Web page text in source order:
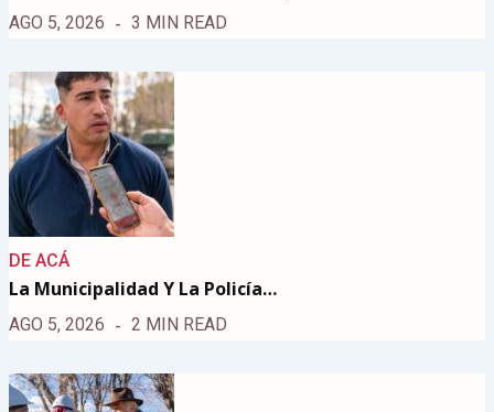
AGO 5, 2026 3 MIN READ
DE ACÁ
La Municipalidad Y La Policía…
AGO 5, 2026 2 MIN READ